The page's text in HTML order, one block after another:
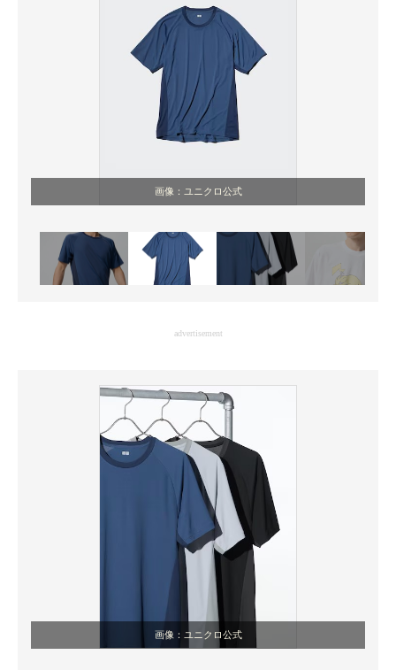
エレクトロニクス専門サイト
電子設計の基本と応用
エネルギーの専門メディア
建設×テクノロジーの最前線
画像：ユニクロ公式
advertisement
画像：ユニクロ公式